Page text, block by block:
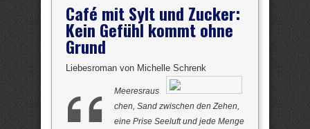
Café mit Sylt und Zucker:
Kein Gefühl kommt ohne
Grund
Liebesroman von Michelle Schrenk
Meeresraus
chen, Sand zwischen den Zehen,
eine Prise Seeluft und jede Menge